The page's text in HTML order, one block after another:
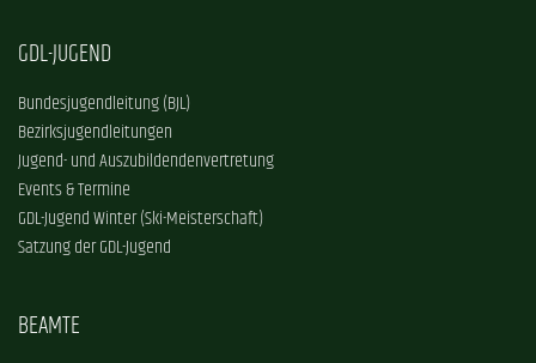
GDL-JUGEND
Bundesjugendleitung (BJL)
Bezirksjugendleitungen
Jugend- und Auszubildendenvertretung
Events & Termine
GDL-Jugend Winter (Ski-Meisterschaft)
Satzung der GDL-Jugend
BEAMTE